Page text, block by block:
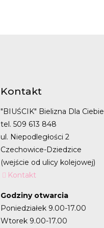
Kontakt
"BIUŚCIK" Bielizna Dla Ciebie
tel. 509 613 848
ul. Niepodległości 2
Czechowice-Dziedzice
(wejście od ulicy kolejowej)
Kontakt
Godziny otwarcia
Poniedziałek 9.00-17.00
Wtorek 9.00-17.00